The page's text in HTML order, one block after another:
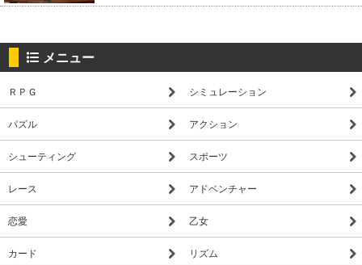
メニュー
ＲＰＧ シミュレーション
パズル アクション
シューティング スポーツ
レース アドベンチャー
恋愛 乙女
カード リズム